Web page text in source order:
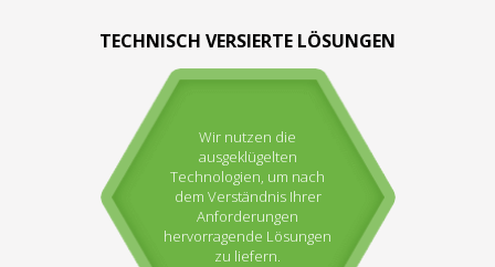
TECHNISCH VERSIERTE LÖSUNGEN
Wir nutzen die
ausgeklügelten
Technologien, um nach
dem Verständnis Ihrer
Anforderungen
hervorragende Lösungen
zu liefern.